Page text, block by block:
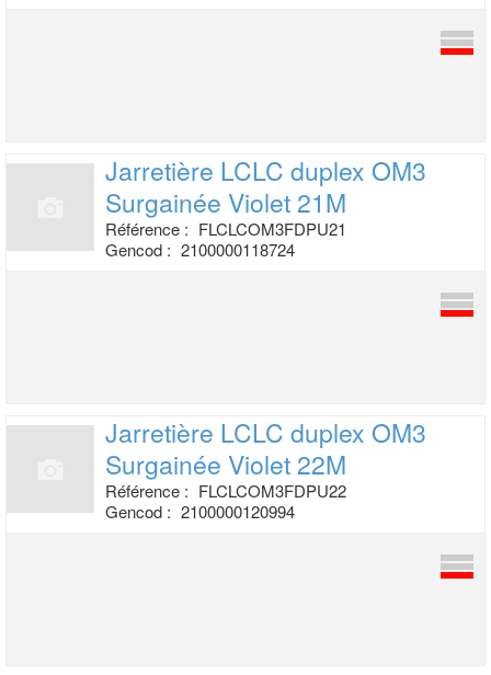
Jarretière LCLC duplex OM3
Surgainée Violet 21M
Référence : FLCLCOM3FDPU21
Gencod : 2100000118724
Jarretière LCLC duplex OM3
Surgainée Violet 22M
Référence : FLCLCOM3FDPU22
Gencod : 2100000120994